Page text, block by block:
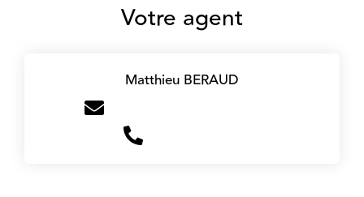
Votre agent
Matthieu BERAUD